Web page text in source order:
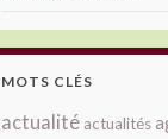
MOTS CLÉS
actualité actualités